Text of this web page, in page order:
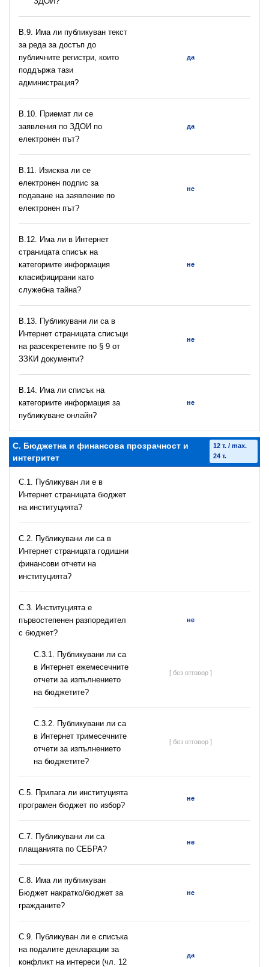
В.9. Има ли публикуван текст
за реда за достъп до
публичните регистри, които
поддържа тази
администрация?
да
В.10. Приемат ли се
заявления по ЗДОИ по
електронен път?
да
В.11. Изисква ли се
електронен подпис за
подаване на заявление по
електронен път?
не
В.12. Има ли в Интернет
страницата списък на
категориите информация
класифицирани като
служебна тайна?
не
В.13. Публикувани ли са в
Интернет страницата списъци
на разсекретените по § 9 от
ЗЗКИ документи?
не
В.14. Има ли списък на
категориите информация за
публикуване онлайн?
не
C. Бюджетна и финансова прозрачност и
интегритет
12 т. / max.
24 т.
C.1. Публикуван ли е в
Интернет страницата бюджет
на институцията?
C.2. Публикувани ли са в
Интернет страницата годишни
финансови отчети на
институцията?
C.3. Институцията е
първостепенен разпоредител
с бюджет?
не
С.3.1. Публикувани ли са
в Интернет ежемесечните
отчети за изпълнението
на бюджетите?
[ без отговор ]
С.3.2. Публикувани ли са
в Интернет тримесечните
отчети за изпълнението
на бюджетите?
[ без отговор ]
С.5. Прилага ли институцията
програмен бюджет по избор?
не
С.7. Публикувани ли са
плащанията по СЕБРА?
не
С.8. Има ли публикуван
Бюджет накратко/бюджет за
гражданите?
не
C.9. Публикуван ли е списъка
на подалите декларации за
конфликт на интереси (чл. 12
да